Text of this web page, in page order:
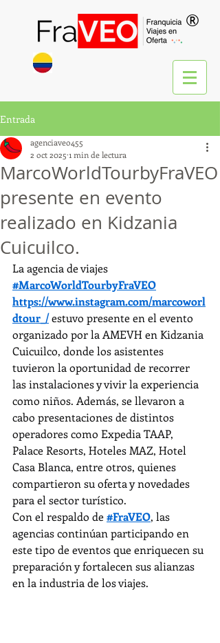
®
Entrada
MarcoWorldTourbyFraVEO
presente en evento
realizado en Kidzania
Cuicuilco.
agenciaveo455
2 oct 2025 1 min de lectura
La agencia de viajes
#MarcoWorldTourbyFraVEO
https://www.instagram.com/marcoworl
dtour_/ estuvo presente en el evento
organizado por la AMEVH en Kidzania
Cuicuilco, donde los asistentes
tuvieron la oportunidad de recorrer
las instalaciones y vivir la experiencia
como niños. Además, se llevaron a
cabo presentaciones de distintos
operadores como Expedia TAAP,
Palace Resorts, Hoteles MAZ, Hotel
Casa Blanca, entre otros, quienes
compartieron su oferta y novedades
para el sector turístico.
Con el respaldo de #FraVEO, las
agencias continúan participando en
este tipo de eventos que enriquecen su
preparación y fortalecen sus alianzas
en la industria de los viajes.